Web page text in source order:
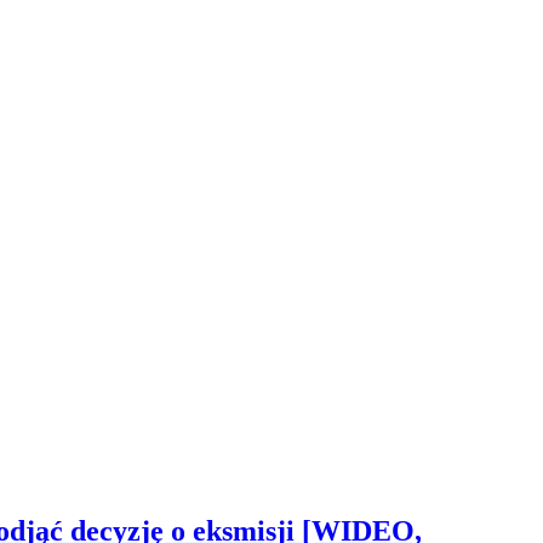
decyzję o eksmisji [WIDEO,